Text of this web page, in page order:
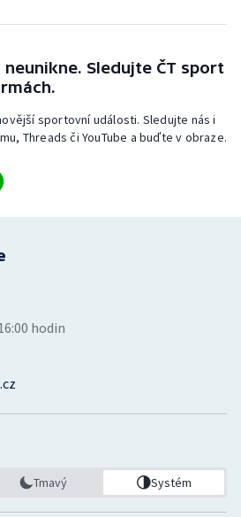
Sledujte ČT sport
sportovní události. Sledujte nás i
Threads či YouTube a buďte v obraze.
hodin
Tmavý Systém